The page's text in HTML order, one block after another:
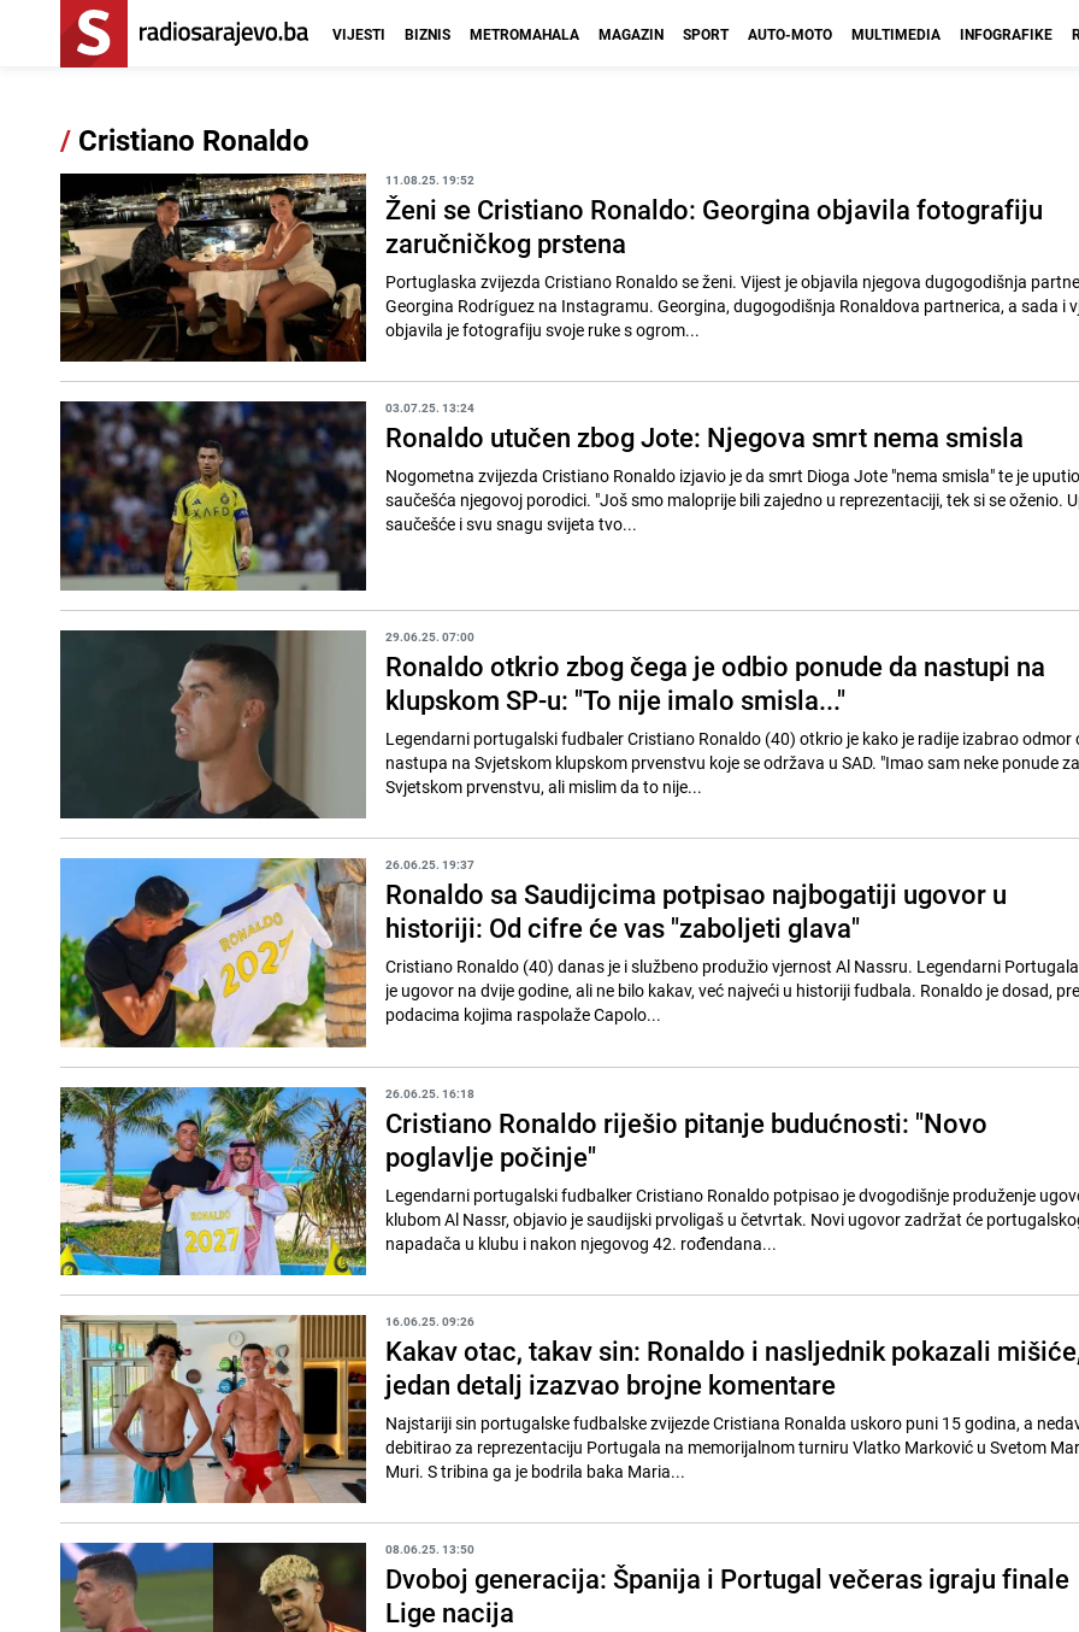
VIJESTI BIZNIS METROMAHALA MAGAZIN SPORT AUTO-MOTO MULTIMEDIA INFOGRAFIKE
/ Cristiano Ronaldo
11.08.25. 19:52
Ženi se Cristiano Ronaldo: Georgina objavila fotografiju
zaručničkog prstena
Portuglaska zvijezda Cristiano Ronaldo se ženi. Vijest je objavila njegova dugogodišnja
Georgina Rodríguez na Instagramu. Georgina, dugogodišnja Ronaldova partnerica, a sada i
objavila je fotografiju svoje ruke s ogrom...
03.07.25. 13:24
Ronaldo utučen zbog Jote: Njegova smrt nema smisla
Nogometna zvijezda Cristiano Ronaldo izjavio je da smrt Dioga Jote "nema smisla" te je
saučešća njegovoj porodici. "Još smo maloprije bili zajedno u reprezentaciji, tek si se oženio.
saučešće i svu snagu svijeta tvo...
29.06.25. 07:00
Ronaldo otkrio zbog čega je odbio ponude da nastupi na
klupskom SP-u: "To nije imalo smisla..."
Legendarni portugalski fudbaler Cristiano Ronaldo (40) otkrio je kako je radije izabrao odmor
nastupa na Svjetskom klupskom prvenstvu koje se održava u SAD. "Imao sam neke ponude
Svjetskom prvenstvu, ali mislim da to nije...
26.06.25. 19:37
Ronaldo sa Saudijcima potpisao najbogatiji ugovor u
historiji: Od cifre će vas "zaboljeti glava"
Cristiano Ronaldo (40) danas je i službeno produžio vjernost Al Nassru. Legendarni
je ugovor na dvije godine, ali ne bilo kakav, već najveći u historiji fudbala. Ronaldo je dosad,
podacima kojima raspolaže Capolo...
26.06.25. 16:18
Cristiano Ronaldo riješio pitanje budućnosti: "Novo
poglavlje počinje"
Legendarni portugalski fudbalker Cristiano Ronaldo potpisao je dvogodišnje produženje
klubom Al Nassr, objavio je saudijski prvoligaš u četvrtak. Novi ugovor zadržat će
napadača u klubu i nakon njegovog 42. rođendana...
16.06.25. 09:26
Kakav otac, takav sin: Ronaldo i nasljednik pokazali
jedan detalj izazvao brojne komentare
Najstariji sin portugalske fudbalske zvijezde Cristiana Ronalda uskoro puni 15 godina, a
debitirao za reprezentaciju Portugala na memorijalnom turniru Vlatko Marković u Svetom
Muri. S tribina ga je bodrila baka Maria...
08.06.25. 13:50
Dvoboj generacija: Španija i Portugal večeras igraju finale
Lige nacija